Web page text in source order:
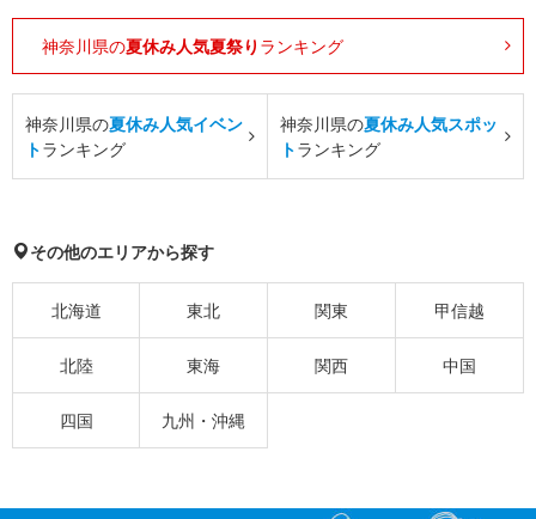
神奈川県の夏休み人気夏祭り ランキング
神奈川県の夏休み人気イベン
トランキング
神奈川県の夏休み人気スポッ
トランキング
その他のエリアから探す
北海道 東北 関東 甲信越
北陸 東海 関西 中国
四国 九州・沖縄